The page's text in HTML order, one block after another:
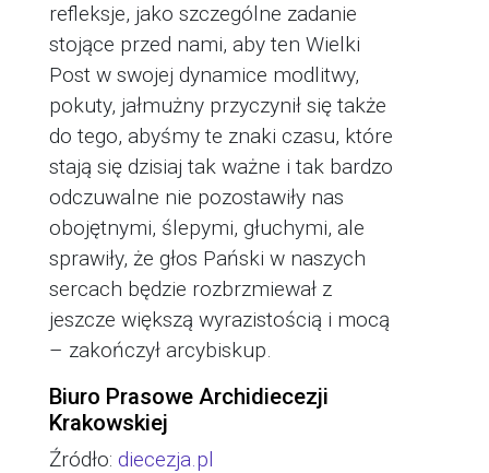
refleksje, jako szczególne zadanie
stojące przed nami, aby ten Wielki
Post w swojej dynamice modlitwy,
pokuty, jałmużny przyczynił się także
do tego, abyśmy te znaki czasu, które
stają się dzisiaj tak ważne i tak bardzo
odczuwalne nie pozostawiły nas
obojętnymi, ślepymi, głuchymi, ale
sprawiły, że głos Pański w naszych
sercach będzie rozbrzmiewał z
jeszcze większą wyrazistością i mocą
– zakończył arcybiskup.
Biuro Prasowe Archidiecezji
Krakowskiej
Źródło: diecezja.pl